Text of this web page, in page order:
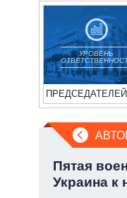
УРОВЕНЬ
Пятая
Украина